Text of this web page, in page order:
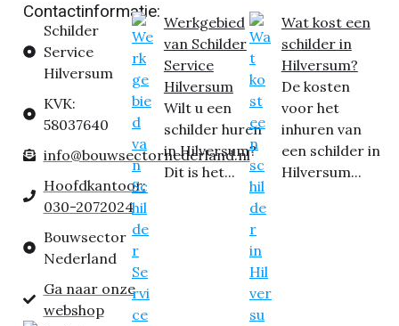
Contactinformatie:
Schilder
Service
Hilversum
KVK:
58037640
info@bouwsectornederland.nl
Hoofdkantoor:
030-2072024
Bouwsector
Nederland
Ga naar onze
webshop
Werkgebied
van Schilder
Service
Hilversum
Wilt u een
schilder huren
in Hilversum?
Dit is het...
Wat kost een
schilder in
Hilversum?
De kosten
voor het
inhuren van
een schilder in
Hilversum...